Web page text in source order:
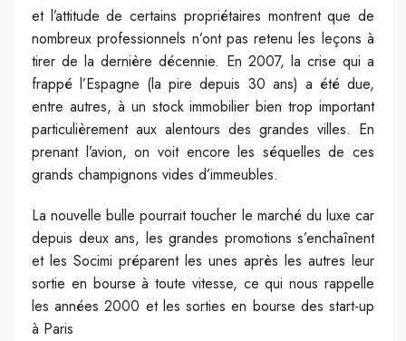
et l’attitude de certains propriétaires montrent que de
nombreux professionnels n’ont pas retenu les leçons à
tirer de la dernière décennie. En 2007, la crise qui a
frappé l’Espagne (la pire depuis 30 ans) a été due,
entre autres, à un stock immobilier bien trop important
particulièrement aux alentours des grandes villes. En
prenant l’avion, on voit encore les séquelles de ces
grands champignons vides d’immeubles.
La nouvelle bulle pourrait toucher le marché du luxe car
depuis deux ans, les grandes promotions s’enchaînent
et les Socimi préparent les unes après les autres leur
sortie en bourse à toute vitesse, ce qui nous rappelle
les années 2000 et les sorties en bourse des start-up
à Paris